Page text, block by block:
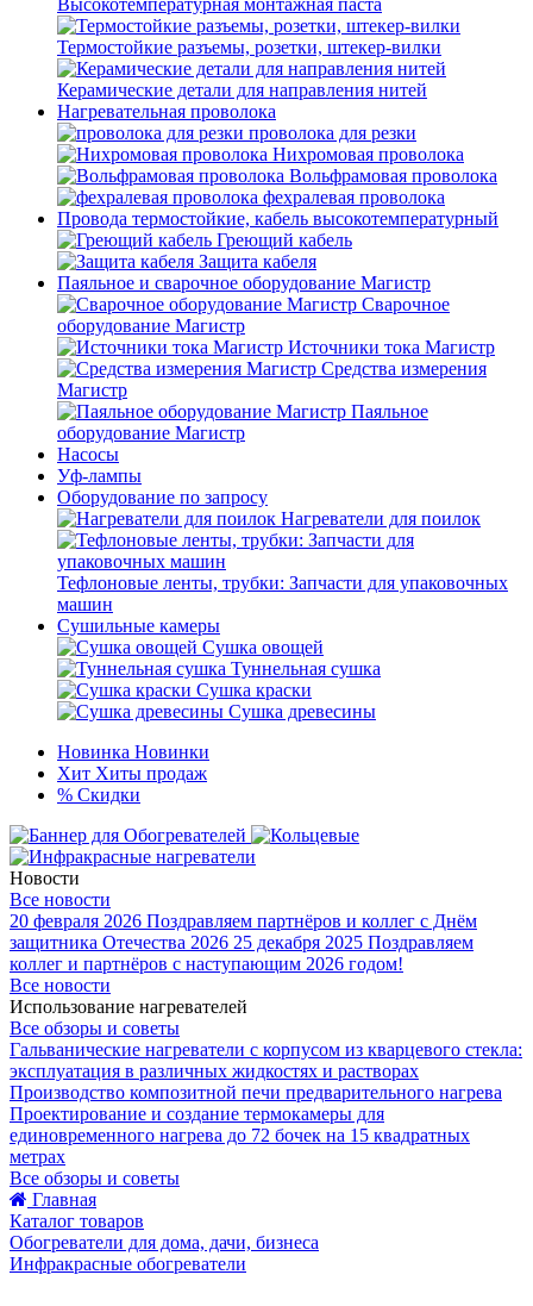
Высокотемпературная монтажная паста
Термостойкие разъемы, розетки, штекер-вилки
Керамические детали для направления нитей
Нагревательная проволока
проволока для резки
Нихромовая проволока
Вольфрамовая проволока
фехралевая проволока
Провода термостойкие, кабель высокотемпературный
Греющий кабель
Защита кабеля
Паяльное и сварочное оборудование Магистр
Сварочное
оборудование Магистр
Источники тока Магистр
Средства измерения
Магистр
Паяльное
оборудование Магистр
Насосы
Уф-лампы
Оборудование по запросу
Нагреватели для поилок
Тефлоновые ленты, трубки: Запчасти для упаковочных
машин
Сушильные камеры
Сушка овощей
Туннельная сушка
Сушка краски
Сушка древесины
Новинка Новинки
Хит Хиты продаж
% Скидки
Новости
Все новости
20 февраля 2026 Поздравляем партнёров и коллег с Днём
защитника Отечества 2026 25 декабря 2025 Поздравляем
коллег и партнёров с наступающим 2026 годом!
Все новости
Использование нагревателей
Все обзоры и советы
Гальванические нагреватели с корпусом из кварцевого стекла:
эксплуатация в различных жидкостях и растворах
Производство композитной печи предварительного нагрева
Проектирование и создание термокамеры для
единовременного нагрева до 72 бочек на 15 квадратных
метрах
Все обзоры и советы
Главная
Каталог товаров
Обогреватели для дома, дачи, бизнеса
Инфракрасные обогреватели